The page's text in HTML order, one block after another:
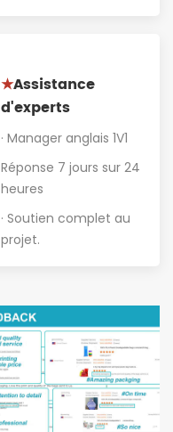
★Assistance
d'experts
· Manager anglais 1V1
Réponse 7 jours sur 24
heures
· Soutien complet au
projet.